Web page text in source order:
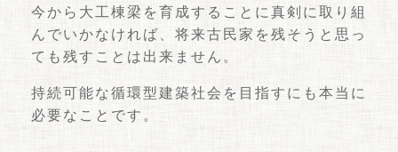
今から大工棟梁を育成することに真剣に取り組
んでいかなければ、将来古民家を残そうと思っ
ても残すことは出来ません。
持続可能な循環型建築社会を目指すにも本当に
必要なことです。